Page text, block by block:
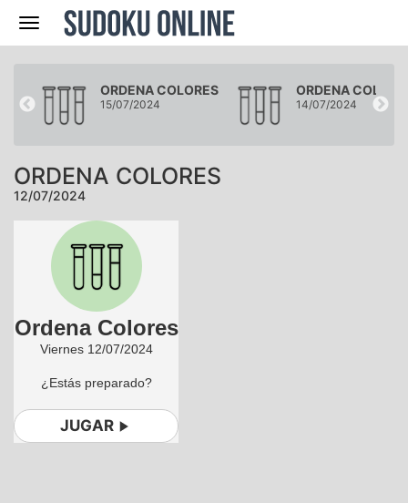
Navegación
ORDENA COLORES
15/07/2024
ORDENA
14/07/2024
ORDENA COLORES
12/07/2024
Ordena Colores
Viernes 12/07/2024
¿Estás preparado?
JUGAR